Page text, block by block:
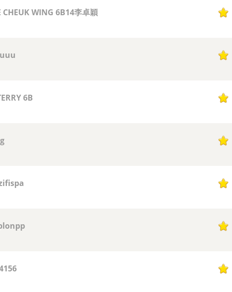
CHEUK WING 6B14李卓穎 1
1
6B 1
1
1
1
1